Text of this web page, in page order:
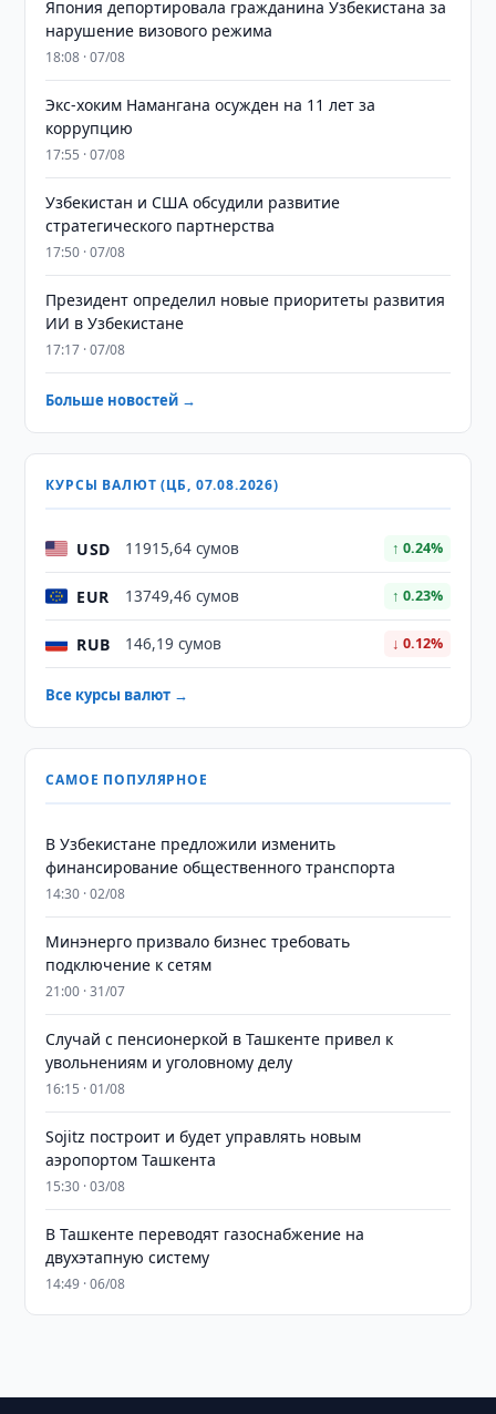
Япония депортировала гражданина Узбекистана за
нарушение визового режима
18:08 · 07/08
​​​​​​​Экс-хоким Намангана осужден на 11 лет за
коррупцию
17:55 · 07/08
Узбекистан и США обсудили развитие
стратегического партнерства
17:50 · 07/08
Президент определил новые приоритеты развития
ИИ в Узбекистане
17:17 · 07/08
Больше новостей →
КУРСЫ ВАЛЮТ (ЦБ, 07.08.2026)
USD 11915,64 сумов ↑ 0.24%
EUR 13749,46 сумов ↑ 0.23%
RUB 146,19 сумов ↓ 0.12%
Все курсы валют →
САМОЕ ПОПУЛЯРНОЕ
В Узбекистане предложили изменить
финансирование общественного транспорта
14:30 · 02/08
Минэнерго призвало бизнес требовать
подключение к сетям
21:00 · 31/07
Случай с пенсионеркой в Ташкенте привел к
увольнениям и уголовному делу
16:15 · 01/08
Sojitz построит и будет управлять новым
аэропортом Ташкента
15:30 · 03/08
В Ташкенте переводят газоснабжение на
двухэтапную систему
14:49 · 06/08